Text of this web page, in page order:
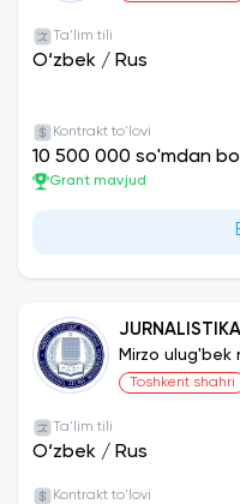
Ta'lim tili
O‘zbek / Rus
Kontrakt to'lovi
10 500 000 so'mdan
Grant mavjud
VOSITALARI
Mirzo
universiteti
Toshkent shahri
Ta'lim tili
O‘zbek / Rus
Kontrakt to'lovi